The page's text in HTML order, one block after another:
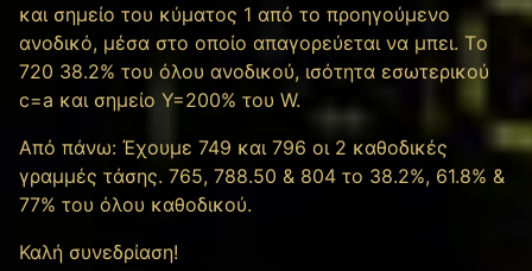
και σημείο του κύματος 1 από το προηγούμενο
ανοδικό, μέσα στο οποίο απαγορεύεται να μπει. Tο
720 38.2% του όλου ανοδικού, ισότητα εσωτερικού
c=a και σημείο Υ=200% του W.
Από πάνω: Έχουμε 749 και 796 οι 2 καθοδικές
γραμμές τάσης. 765, 788.50 & 804 το 38.2%, 61.8% &
77% του όλου καθοδικού.
Καλή συνεδρίαση!